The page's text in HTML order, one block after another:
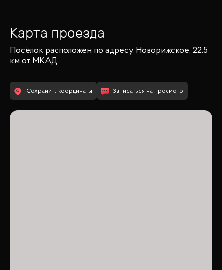
Карта проезда
Посёлок расположен по адресу Новорижское, 22.5
км от МКАД
Сохранить координаты Записаться на просмотр